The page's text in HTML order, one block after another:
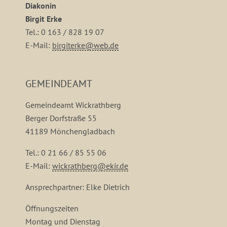
Diakonin
Birgit Erke
Tel.: 0 163 / 828 19 07
E-Mail: birgiterke@web.de
GEMEINDEAMT
Gemeindeamt Wickrathberg
Berger Dorfstraße 55
41189 Mönchengladbach
Tel.: 0 21 66 / 85 55 06
E-Mail: wickrathberg@ekir.de
Ansprechpartner: Elke Dietrich
Öffnungszeiten
Montag und Dienstag